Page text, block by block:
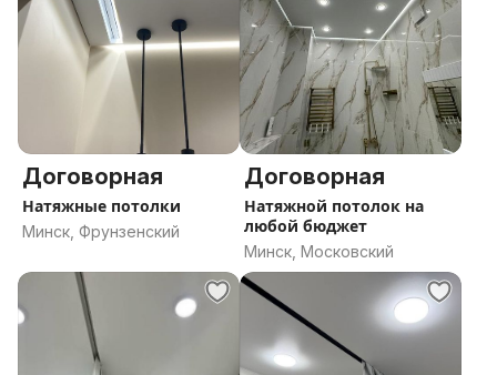
Договорная
Натяжные потолки
Минск, Фрунзенский
Договорная
Натяжной потолок на
любой бюджет
Минск, Московский